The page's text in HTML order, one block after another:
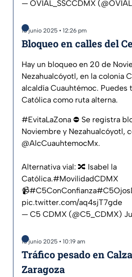
— OVIAL_SSCCDMX
13 junio 2025 • 12:26 pm
Bloqueo en calles del
Hay un bloqueo en 20 de
Nezahualcóyotl, en la colonia
alcaldía Cuauhtémoc. Puedes
Católica como ruta alterna.
#EvitaLaZona ⛔️ Se registra
Noviembre y Nezahualcóyotl,
@AlcCuauhtemocMx.
Alternativa vial: 🔀 Isabel la
Católica.#MovilidadCDMX
📹#C5ConConfianza
pic.twitter.com/aq4sjT7gde
— C5 CDMX (@C5_CDMX)
13 junio 2025 • 10:19 am
Tráfico pesado en
Zaragoza